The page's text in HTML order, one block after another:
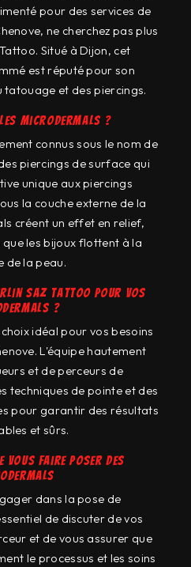
pour des services de
ne cherchez pas plus
Situé à Dijon, cet
est réputé pour son
et des piercings.
microdermals ?
connus sous le nom de
piercings de surface qui
unique aux piercings
la couche externe de la
créent un effet en relief,
les bijoux flottent à la
de la peau.
Saz Tattoo pour vos
?
idéal pour vos besoins
L'équipe hautement
et de perceurs de
techniques de pointe et des
pour garantir des résultats
et sûrs.
vous faire poser des
dans la pose de
de discuter de vos
et de vous assurer que
le processus et les soins